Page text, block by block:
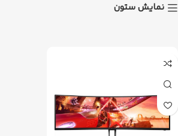
نمایش ستون